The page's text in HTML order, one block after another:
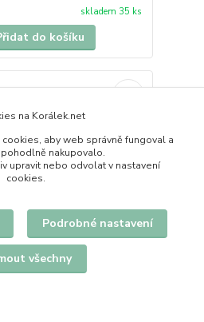
skladem 35 ks
do košíku
na Korálek.net
aby web správně fungoval a
nakupovalo.
upravit nebo odvolat v nastavení
cookies.
Podrobné nastavení
všechny